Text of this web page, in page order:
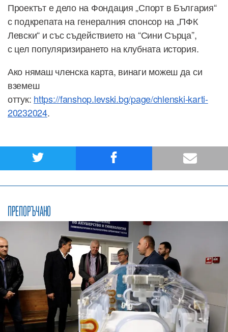
Проектът е дело на Фондация „Спорт в България“
с подкрепата на генералния спонсор на „ПФК
Левски“ и със съдействието на “Сини Сърца”,
с цел популяризирането на клубната история.
Ако нямаш членска карта, винаги можеш да си
вземеш
оттук: https://fanshop.levski.bg/page/chlenski-karti-
20232024.
ПРЕПОРЪЧАНО